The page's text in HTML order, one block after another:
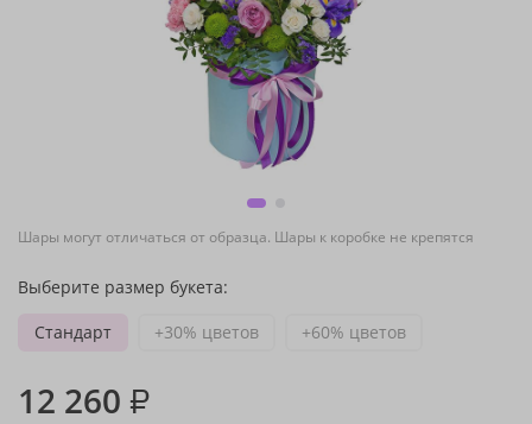
Шары могут отличаться от образца. Шары к коробке не крепятся
Выберите размер букета:
Стандарт
+30% цветов +60% цветов
12 260 ₽